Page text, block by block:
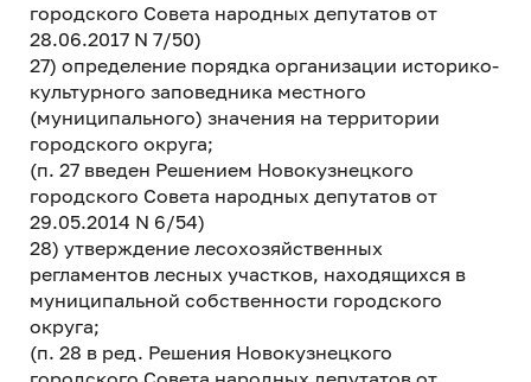
городского Совета народных депутатов от
28.06.2017 N 7/50)
27) определение порядка организации историко-
культурного заповедника местного
(муниципального) значения на территории
городского округа;
(п. 27 введен Решением Новокузнецкого
городского Совета народных депутатов от
29.05.2014 N 6/54)
28) утверждение лесохозяйственных
регламентов лесных участков, находящихся в
муниципальной собственности городского
округа;
(п. 28 в ред. Решения Новокузнецкого